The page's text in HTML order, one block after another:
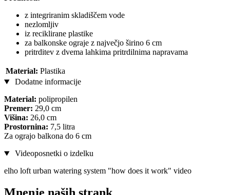
z integriranim skladiščem vode
nezlomljiv
iz reciklirane plastike
za balkonske ograje z največjo širino 6 cm
pritrditev z dvema lahkima pritrdilnima napravama
Material: Plastika
Dodatne informacije
Material: polipropilen
Premer: 29,0 cm
Višina: 26,0 cm
Prostornina: 7,5 litra
Za ograjo balkona do 6 cm
Videoposnetki o izdelku
elho loft urban watering system "how does it work" video